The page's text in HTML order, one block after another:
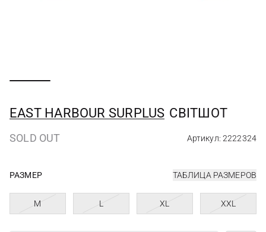
EAST HARBOUR SURPLUS СВІТШОТ
SOLD OUT Артикул: 2222324
РАЗМЕР ТАБЛИЦА РАЗМЕРОВ
M L XL XXL